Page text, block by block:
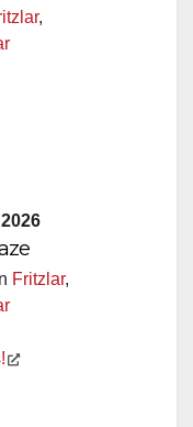
,
Fritzlar,